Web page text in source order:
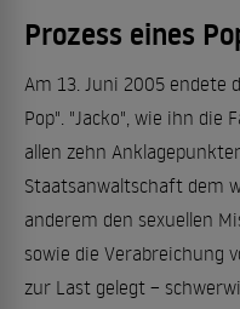
Prozess eines
Am 13. Juni 2005 endete
Pop". "Jacko", wie ihn die
allen zehn
Staatsanwaltschaft dem
anderem den sexuellen
sowie die Verabreichung
zur Last gelegt –